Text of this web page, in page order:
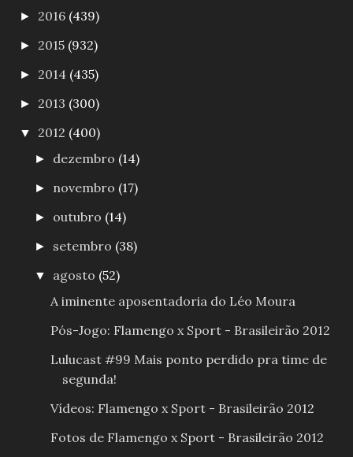
► 2016 (439)
► 2015 (932)
► 2014 (435)
► 2013 (300)
▼ 2012 (400)
► dezembro (14)
► novembro (17)
► outubro (14)
► setembro (38)
▼ agosto (52)
A iminente aposentadoria do Léo Moura
Pós-Jogo: Flamengo x Sport - Brasileirão 2012
Lulucast #99 Mais ponto perdido pra time de
segunda!
Vídeos: Flamengo x Sport - Brasileirão 2012
Fotos de Flamengo x Sport - Brasileirão 2012